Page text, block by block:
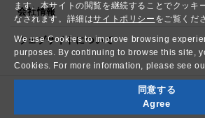
ます。本サイトの閲覧を継続することでクッキ
なされます。詳細はサイトポリシー をご覧くだ
We use Cookies to improve browsing
purposes. By continuing to browse this site,
Cookies. For more information, please see
同意する
Agree
会社情報
ウェブサイトについて
Copyright© NICHIBEI CO.,LTD. All Rights